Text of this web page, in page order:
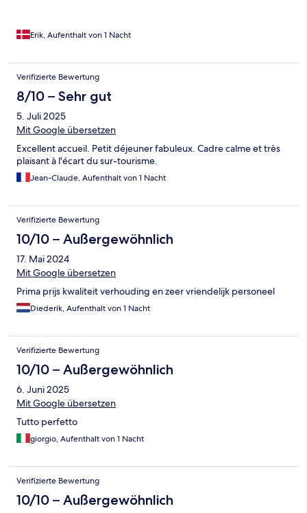
Erik, Aufenthalt von 1 Nacht
Verifizierte Bewertung
8/10 – Sehr gut
5. Juli 2025
Mit Google übersetzen
Excellent accueil. Petit déjeuner fabuleux. Cadre calme et très
plaisant à l'écart du sur-tourisme.
Jean-Claude, Aufenthalt von 1 Nacht
Verifizierte Bewertung
10/10 – Außergewöhnlich
17. Mai 2024
Mit Google übersetzen
Prima prijs kwaliteit verhouding en zeer vriendelijk personeel
Diederik, Aufenthalt von 1 Nacht
Verifizierte Bewertung
10/10 – Außergewöhnlich
6. Juni 2025
Mit Google übersetzen
Tutto perfetto
giorgio, Aufenthalt von 1 Nacht
Verifizierte Bewertung
10/10 – Außergewöhnlich